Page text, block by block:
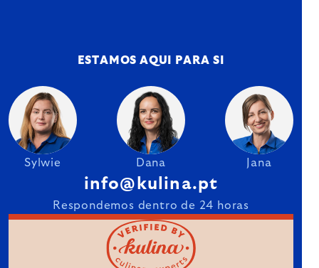
ESTAMOS AQUI PARA SI
Sylwie Dana Jana
info@kulina.pt
Respondemos dentro de 24 horas